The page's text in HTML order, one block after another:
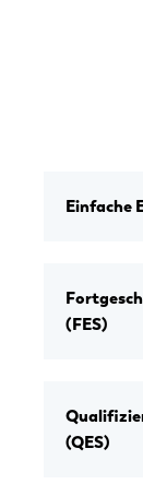
Einfache
(FES)
(QES)